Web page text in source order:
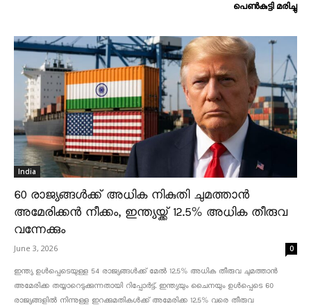
പെൺകുട്ടി മരിച്ചു
India
60 രാജ്യങ്ങൾക്ക് അധിക നികുതി ചുമത്താൻ
അമേരിക്കൻ നീക്കം, ഇന്ത്യയ്ക്ക് 12.5% അധിക തീരുവ
വന്നേക്കും
June 3, 2026 0
ഇന്ത്യ ഉൾപ്പെടെയുള്ള 54 രാജ്യങ്ങൾക്ക് മേൽ 12.5% അധിക തീരുവ ചുമത്താൻ
അമേരിക്ക തയ്യാറെടുക്കുന്നതായി റിപ്പോർട്ട്. ഇന്ത്യയും ചൈനയും ഉൾപ്പെടെ 60
രാജ്യങ്ങളിൽ നിന്നുള്ള ഇറക്കുമതികൾക്ക് അമേരിക്ക 12.5% ​​വരെ തീരുവ